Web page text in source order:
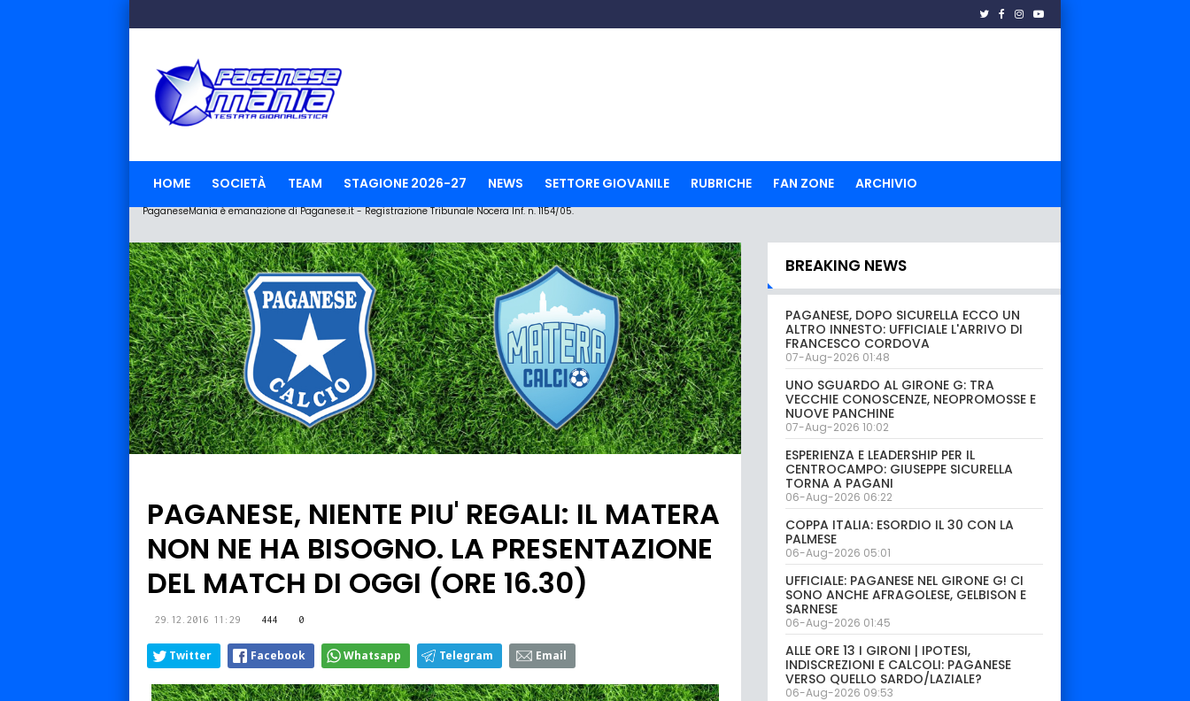
HOME SOCIETÀ TEAM STAGIONE 2026-27 NEWS SETTORE GIOVANILE RUBRICHE FAN ZONE ARCHIVIO
PaganeseMania è emanazione di Paganese.it - Registrazione Tribunale Nocera Inf. n. 1154/05.
PAGANESE, NIENTE PIU' REGALI: IL MATERA
NON NE HA BISOGNO. LA PRESENTAZIONE
DEL MATCH DI OGGI (ORE 16.30)
29.12.2016 11:29 444 0
Twitter Facebook Whatsapp Telegram Email
BREAKING NEWS
PAGANESE, DOPO SICURELLA ECCO UN
ALTRO INNESTO: UFFICIALE L'ARRIVO DI
FRANCESCO CORDOVA
07-Aug-2026 01:48
UNO SGUARDO AL GIRONE G: TRA
VECCHIE CONOSCENZE, NEOPROMOSSE E
NUOVE PANCHINE
07-Aug-2026 10:02
ESPERIENZA E LEADERSHIP PER IL
CENTROCAMPO: GIUSEPPE SICURELLA
TORNA A PAGANI
06-Aug-2026 06:22
COPPA ITALIA: ESORDIO IL 30 CON LA
PALMESE
06-Aug-2026 05:01
UFFICIALE: PAGANESE NEL GIRONE G! CI
SONO ANCHE AFRAGOLESE, GELBISON E
SARNESE
06-Aug-2026 01:45
ALLE ORE 13 I GIRONI | IPOTESI,
INDISCREZIONI E CALCOLI: PAGANESE
VERSO QUELLO SARDO/LAZIALE?
06-Aug-2026 09:53